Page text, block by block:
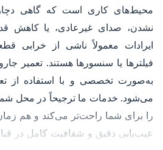
محیط‌های کاری است که گاهی
نشدن، صدای غیرعادی، یا
ایرادات معمولاً ناشی از خرابی
فیلترها یا سنسورها هستند. تعمیر
به‌صورت تخصصی و با استفاده از
می‌شود. خدمات ما ترجیحاً در محل
را برای شما راحت‌تر می‌کند و هم
عیب‌یابی دقیق و شفافیت کامل در